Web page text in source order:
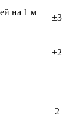
на 1 м
±3
±2
2